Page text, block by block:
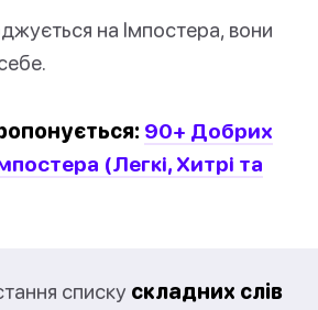
на Імпостера, вони
90+ Добрих
(Легкі, Хитрі та
списку складних слів